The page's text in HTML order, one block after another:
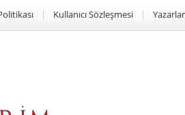
Kullanıcı Sözleşmesi Yazarlar